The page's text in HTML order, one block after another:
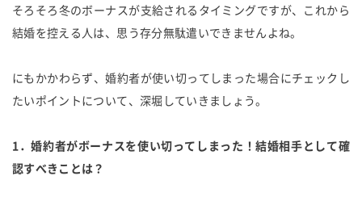
そろそろ冬のボーナスが支給されるタイミングですが、これから
結婚を控える人は、思う存分無駄遣いできませんよね。
にもかかわらず、婚約者が使い切ってしまった場合にチェックし
たいポイントについて、深堀していきましょう。
1．婚約者がボーナスを使い切ってしまった！結婚相手として確
認すべきことは？